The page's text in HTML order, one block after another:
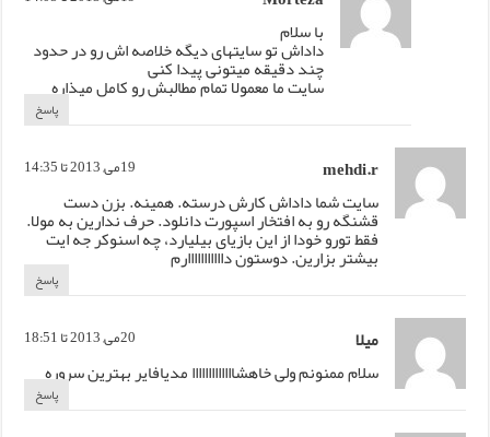
با سلام
داداش تو سایتهای دیگه خلاصه اش رو در حدود
چند دقیقه میتونی پیدا کنی
سایت ما معمولا تمام مطالبش رو کامل میذاره
پاسخ
mehdi.r 19می, 2013 تا 14:35
سایت شما داداش کارش درسته. همینه. بزن دست
قشنگه رو به افتخار اسپورت دانلود. حرف ندارین به مولا.
فقط تورو خودا از این بازیای بیلیارد، چه اسنوکر جه ایت
بیشتر بزارین. دوستون دااااااااااارم
پاسخ
میلا 20می, 2013 تا 18:51
سلام ممنونم ولی خاهشااااااااااااا مدیافایر بهترین سروره
پاسخ